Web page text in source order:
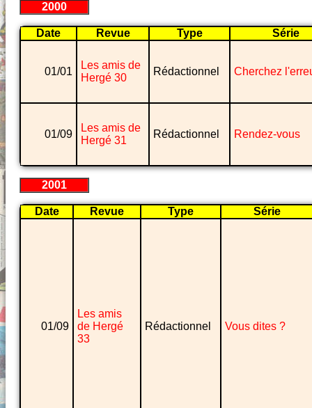
2000
Date Revue Type Série
01/01
Les amis de
Hergé 30
Rédactionnel Cherchez
01/09
Les amis de
Hergé 31
Rédactionnel Rendez-vous
2001
Date Revue Type Série
01/09
Les amis
de Hergé
33
Rédactionnel Vous dites ?